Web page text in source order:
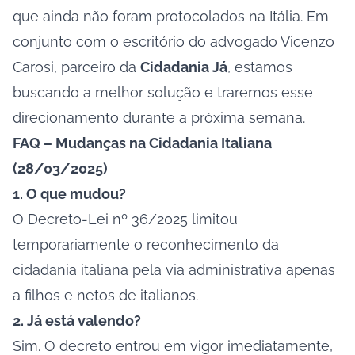
que ainda não foram protocolados na Itália. Em
conjunto com o escritório do advogado Vicenzo
Carosi, parceiro da Cidadania Já, estamos
buscando a melhor solução e traremos esse
direcionamento durante a próxima semana.
FAQ – Mudanças na Cidadania Italiana
(28/03/2025)
1. O que mudou?
O Decreto-Lei nº 36/2025 limitou
temporariamente o reconhecimento da
cidadania italiana pela via administrativa apenas
a filhos e netos de italianos.
2. Já está valendo?
Sim. O decreto entrou em vigor imediatamente,